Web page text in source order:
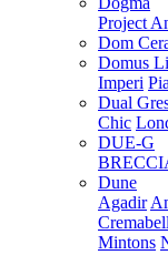
Project
Dom
Domus
Imperi
Dual
Chic
DUE-G
Dune
Agadir
Mintons